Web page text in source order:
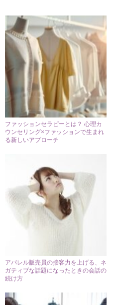
ファッションセラピーとは？ 心理カ
ウンセリング×ファッションで生まれ
る新しいアプローチ
アパレル販売員の接客力を上げる、ネ
ガティブな話題になったときの会話の
続け方